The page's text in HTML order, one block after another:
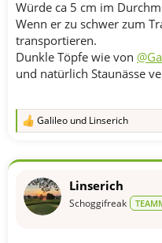
Würde ca 5 cm im
Wenn er zu schwer zum
transportieren.
Dunkle Töpfe wie von
und natürlich Staunässe
R
k
o
Galileo und Linserich
Linserich
Schoggifreak